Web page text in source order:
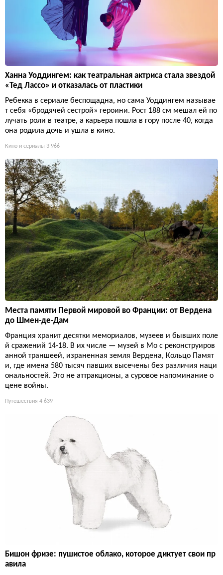
Ханна Уоддингем: как театральная актриса стала звездой
«Тед Лассо» и отказалась от пластики
Ребекка в сериале беспощадна, но сама Уоддингем называе
т себя «бродячей сестрой» героини. Рост 188 см мешал ей по
лучать роли в театре, а карьера пошла в гору после 40, когда
она родила дочь и ушла в кино.
Кино и сериалы 3 966
Места памяти Первой мировой во Франции: от Вердена
до Шмен-де-Дам
Франция хранит десятки мемориалов, музеев и бывших поле
й сражений 14-18. В их числе — музей в Мо с реконструиров
анной траншеей, израненная земля Вердена, Кольцо Памят
и, где имена 580 тысяч павших высечены без различия наци
ональностей. Это не аттракционы, а суровое напоминание о
цене войны.
Путешествия 4 639
Бишон фризе: пушистое облако, которое диктует свои пр
авила